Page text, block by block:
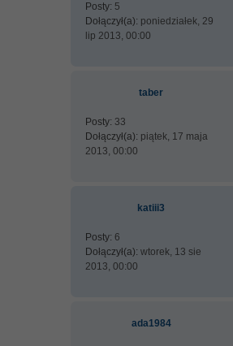
Posty: 5
Dołączył(a): poniedziałek, 29
lip 2013, 00:00
taber
Posty: 33
Dołączył(a): piątek, 17 maja
2013, 00:00
katiii3
Posty: 6
Dołączył(a): wtorek, 13 sie
2013, 00:00
ada1984